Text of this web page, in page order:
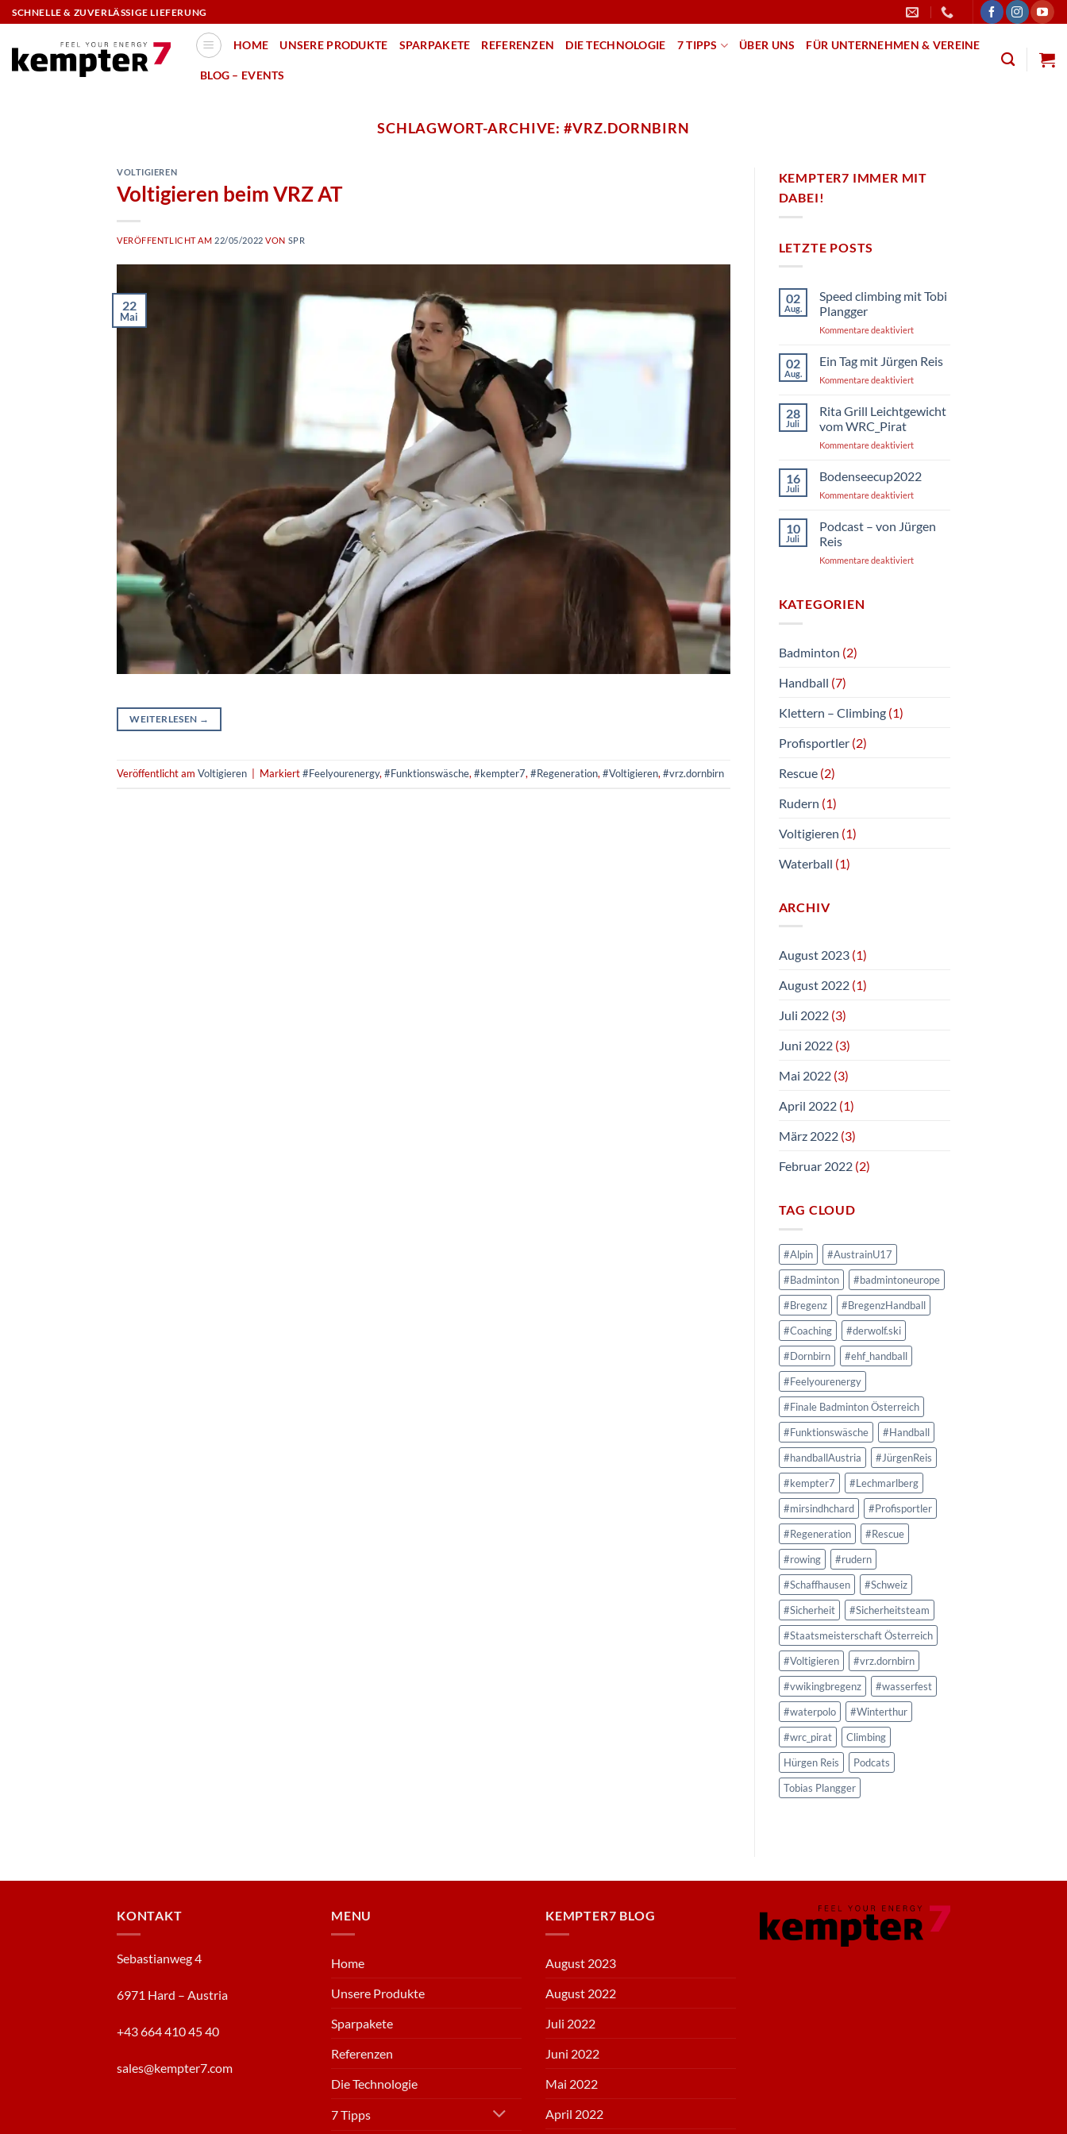
Zum
Inhalt
springen
SCHNELLE & ZUVERLÄSSIGE LIEFERUNG
HOME UNSERE PRODUKTE SPARPAKETE REFERENZEN DIE TECHNOLOGIE 7 TIPPS ÜBER UNS FÜR UNTERNEHMEN & VEREINE
BLOG – EVENTS
SCHLAGWORT-ARCHIVE:#VRZ.DORNBIRN
VOLTIGIEREN
Voltigieren beim VRZ AT
VERÖFFENTLICHT AM 22/05/2022 VON SPR
22
Mai
WEITERLESEN →
Veröffentlicht am Voltigieren Markiert#Feelyourenergy,#Funktionswäsche,#kempter7,#Regeneration,#Voltigieren,#vrz.dornbirn
KEMPTER7 IMMER MIT
DABEI!
LETZTE POSTS
02
Aug.
Speed climbing mit Tobi
Plangger
Kommentare deaktiviertfür
climbing
Tobi
02
Aug.
Ein Tag mit Jürgen Reis
Kommentare deaktiviertfür
Reis
28
Juli
Rita Grill Leichtgewicht
vom WRC_Pirat
Kommentare deaktiviertfür
Grill
vom
16
Juli
Bodenseecup2022
Kommentare deaktiviertfür
10
Juli
Podcast – von Jürgen
Reis
Kommentare deaktiviertfür
KATEGORIEN
Badminton (2)
Handball (7)
Klettern – Climbing(1)
Profisportler(2)
Rescue(2)
Rudern (1)
Voltigieren (1)
Waterball (1)
ARCHIV
August 2023(1)
August 2022(1)
Juli 2022(3)
Juni 2022(3)
Mai 2022(3)
April 2022(1)
März 2022(3)
Februar 2022(2)
TAG CLOUD
#Alpin
#AustrainU17
#Badminton
#badmintoneurope
#Bregenz
#BregenzHandball
#Coaching
#derwolf.ski
#Dornbirn
#ehf_handball
#Feelyourenergy
#Finale Badminton Österreich
#Funktionswäsche
#Handball
#handballAustria
#JürgenReis
#kempter7
#Lechmarlberg
#mirsindhchard
#Profisportler
#Regeneration
#Rescue
#rowing
#rudern
#Schaffhausen
#Schweiz
#Sicherheit
#Sicherheitsteam
#Staatsmeisterschaft Österreich
#Voltigieren
#vrz.dornbirn
#vwikingbregenz
#wasserfest
#waterpolo
#Winterthur
#wrc_pirat
Climbing
Hürgen Reis
Podcats
Tobias Plangger
KONTAKT
Sebastianweg 4
6971 Hard – Austria
+43 664 410 45 40
sales@kempter7.com
MENU
Home
Unsere Produkte
Sparpakete
Referenzen
Die Technologie
7 Tipps
KEMPTER7 BLOG
August 2023
August 2022
Juli 2022
Juni 2022
Mai 2022
April 2022